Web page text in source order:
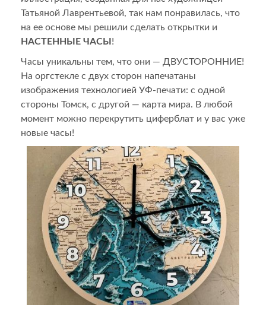
Татьяной Лаврентьевой, так нам понравилась, что
на ее основе мы решили сделать открытки и
НАСТЕННЫЕ ЧАСЫ!
Часы уникальны тем, что они — ДВУСТОРОННИЕ!
На оргстекле с двух сторон напечатаны
изображения технологией УФ-печати: с одной
стороны Томск, с другой — карта мира. В любой
момент можно перекрутить циферблат и у вас уже
новые часы!